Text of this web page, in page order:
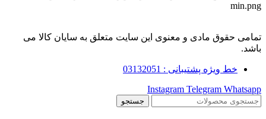
تمامی حقوق مادی و معنوی این سایت متعلق به سایان کالا می
باشد.
خط ویژه پشتیبانی : 03132051
Instagram Telegram Whatsapp
جستجو